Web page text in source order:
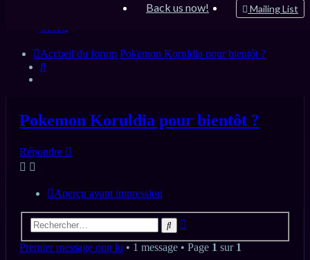
Mailing List
Back us now!
FAQ
Accueil du forum Pokemon Koruldia pour bientôt ?
Rechercher
Pokemon Koruldia pour bientôt ?
Répondre
Aperçu avant impression
Rechercher
Premier message non lu • 1 message • Page 1 sur 1